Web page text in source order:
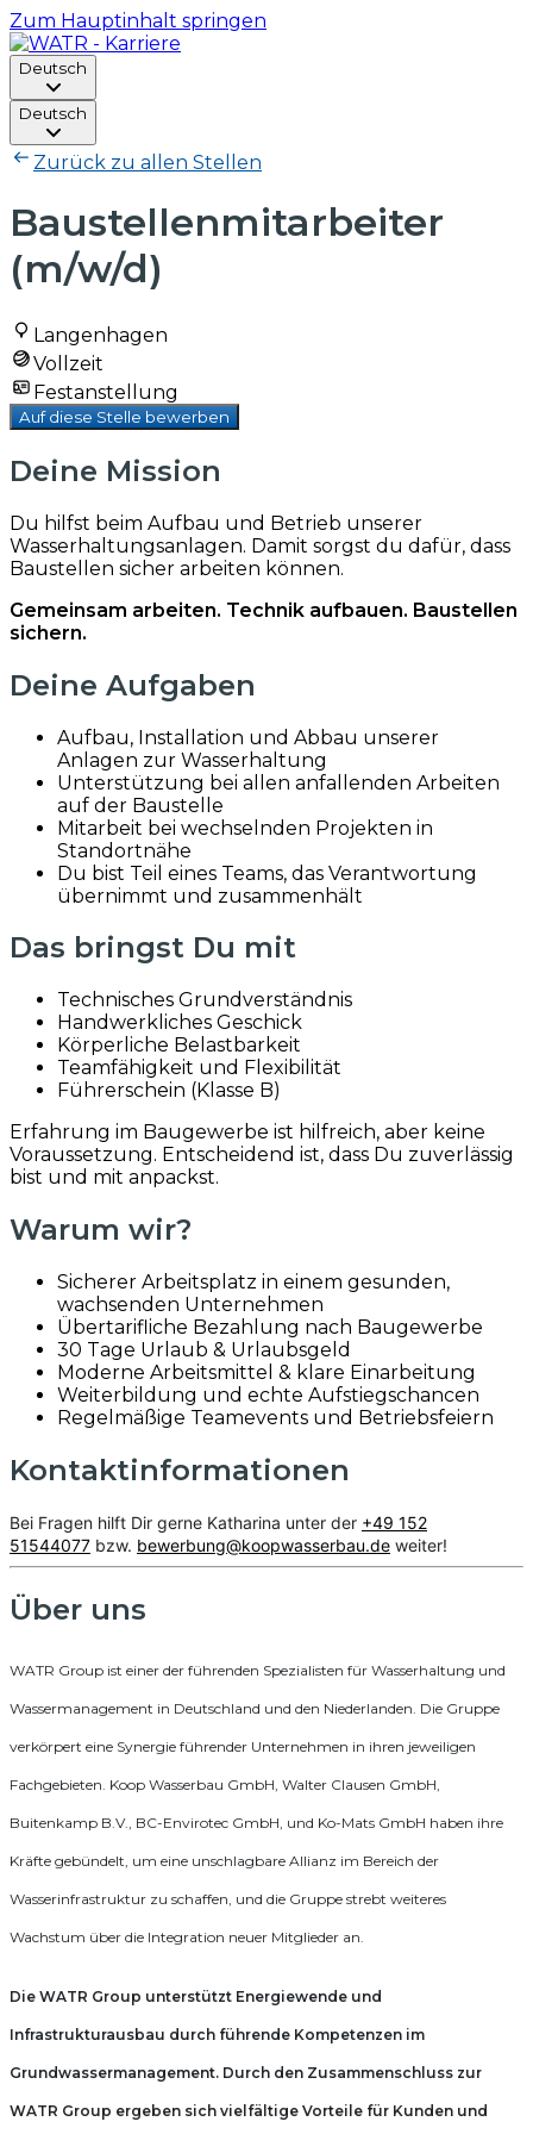
Zum Hauptinhalt springen
Deutsch
Deutsch
Zurück zu allen Stellen
Baustellenmitarbeiter
(m/w/d)
Langenhagen
Vollzeit
Festanstellung
Auf diese Stelle bewerben
Deine Mission
Du hilfst beim Aufbau und Betrieb unserer
Wasserhaltungsanlagen. Damit sorgst du dafür, dass
Baustellen sicher arbeiten können.
Gemeinsam arbeiten. Technik aufbauen. Baustellen
sichern.
Deine Aufgaben
Aufbau, Installation und Abbau unserer
Anlagen zur Wasserhaltung
Unterstützung bei allen anfallenden Arbeiten
auf der Baustelle
Mitarbeit bei wechselnden Projekten in
Standortnähe
Du bist Teil eines Teams, das Verantwortung
übernimmt und zusammenhält
Das bringst Du mit
Technisches Grundverständnis
Handwerkliches Geschick
Körperliche Belastbarkeit
Teamfähigkeit und Flexibilität
Führerschein (Klasse B)
Erfahrung im Baugewerbe ist hilfreich, aber keine
Voraussetzung. Entscheidend ist, dass Du zuverlässig
bist und mit anpackst.
Warum wir?
Sicherer Arbeitsplatz in einem gesunden,
wachsenden Unternehmen
Übertarifliche Bezahlung nach Baugewerbe
30 Tage Urlaub & Urlaubsgeld
Moderne Arbeitsmittel & klare Einarbeitung
Weiterbildung und echte Aufstiegschancen
Regelmäßige Teamevents und Betriebsfeiern
Kontaktinformationen
Bei Fragen hilft Dir gerne Katharina unter der +49 152
51544077 bzw. bewerbung@koopwasserbau.de weiter!
Über uns
WATR Group ist einer der führenden Spezialisten für Wasserhaltung und
Wassermanagement in Deutschland und den Niederlanden. Die Gruppe
verkörpert eine Synergie führender Unternehmen in ihren jeweiligen
Fachgebieten. Koop Wasserbau GmbH, Walter Clausen GmbH,
Buitenkamp B.V., BC-Envirotec GmbH, und Ko-Mats GmbH haben ihre
Kräfte gebündelt, um eine unschlagbare Allianz im Bereich der
Wasserinfrastruktur zu schaffen, und die Gruppe strebt weiteres
Wachstum über die Integration neuer Mitglieder an.
Die WATR Group unterstützt Energiewende und
Infrastrukturausbau durch führende Kompetenzen im
Grundwassermanagement. Durch den Zusammenschluss zur
WATR Group ergeben sich vielfältige Vorteile für Kunden und